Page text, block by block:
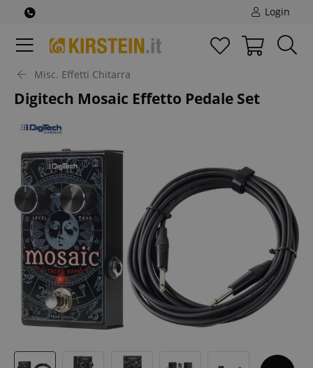
Login
Misc. Effetti Chitarra
Digitech Mosaic Effetto Pedale Set